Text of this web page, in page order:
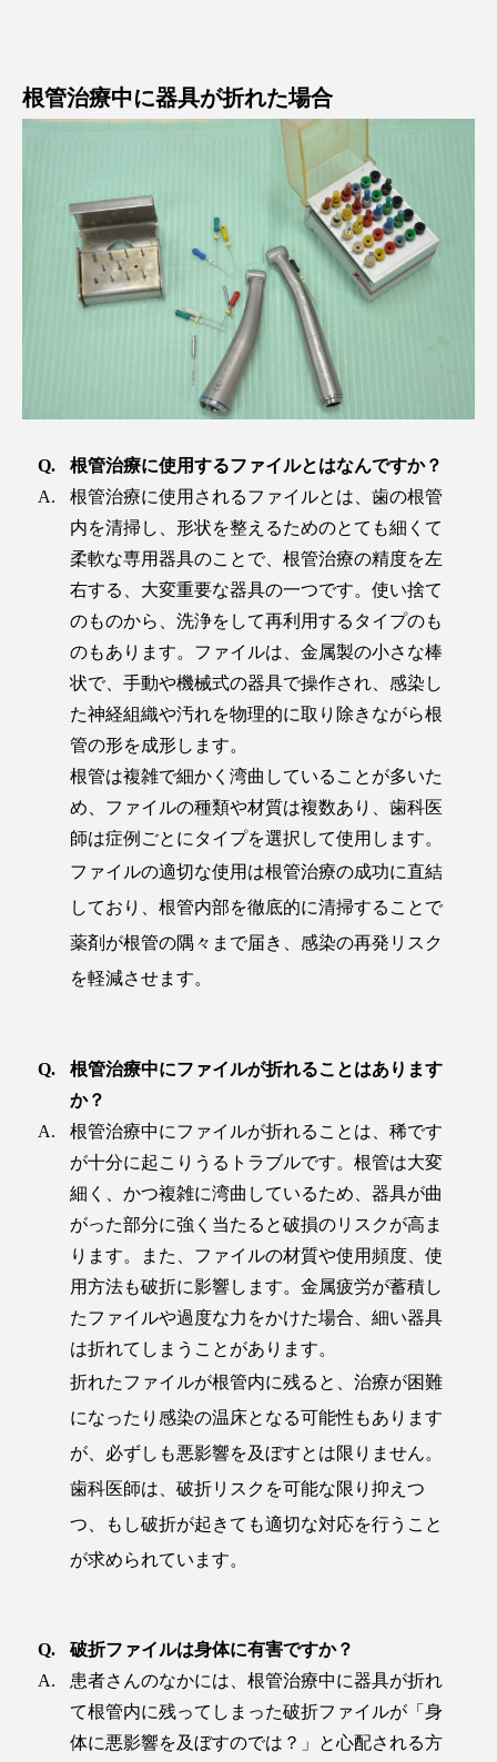
根管治療中に器具が折れた場合
根管治療に使用するファイルとはなんですか？
根管治療に使用されるファイルとは、歯の根管
内を清掃し、形状を整えるためのとても細くて
柔軟な専用器具のことで、根管治療の精度を左
右する、大変重要な器具の一つです。使い捨て
のものから、洗浄をして再利用するタイプのも
のもあります。ファイルは、金属製の小さな棒
状で、手動や機械式の器具で操作され、感染し
た神経組織や汚れを物理的に取り除きながら根
管の形を成形します。
根管は複雑で細かく湾曲していることが多いた
め、ファイルの種類や材質は複数あり、歯科医
師は症例ごとにタイプを選択して使用します。
ファイルの適切な使用は根管治療の成功に直結
しており、根管内部を徹底的に清掃することで
薬剤が根管の隅々まで届き、感染の再発リスク
を軽減させます。
根管治療中にファイルが折れることはあります
か？
根管治療中にファイルが折れることは、稀です
が十分に起こりうるトラブルです。根管は大変
細く、かつ複雑に湾曲しているため、器具が曲
がった部分に強く当たると破損のリスクが高ま
ります。また、ファイルの材質や使用頻度、使
用方法も破折に影響します。金属疲労が蓄積し
たファイルや過度な力をかけた場合、細い器具
は折れてしまうことがあります。
折れたファイルが根管内に残ると、治療が困難
になったり感染の温床となる可能性もあります
が、必ずしも悪影響を及ぼすとは限りません。
歯科医師は、破折リスクを可能な限り抑えつ
つ、もし破折が起きても適切な対応を行うこと
が求められています。
破折ファイルは身体に有害ですか？
患者さんのなかには、根管治療中に器具が折れ
て根管内に残ってしまった破折ファイルが「身
体に悪影響を及ぼすのでは？」と心配される方